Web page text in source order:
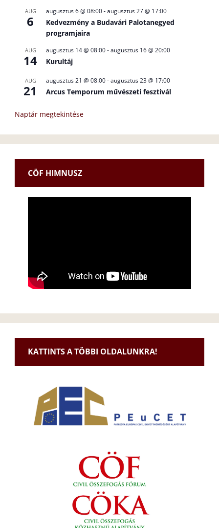
AUG
6
augusztus 6 @ 08:00-augusztus 27 @ 17:00
Kedvezmény a Budavári Palotanegyed
programjaira
AUG
14
augusztus 14 @ 08:00-augusztus 16 @ 20:00
Kurultáj
AUG
21
augusztus 21 @ 08:00-augusztus 23 @ 17:00
Arcus Temporum művészeti fesztivál
Naptár megtekintése
CÖF HIMNUSZ
KATTINTS A TÖBBI OLDALUNKRA!